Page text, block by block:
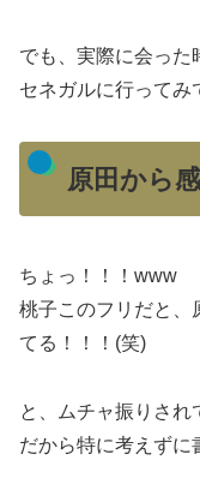
でも、実際に会った
セネガルに行ってみ
原田から
ちょっ！！！www
桃子このフリだと、
てる！！！(笑)
と、ムチャ振りされ
だから特に考えずに